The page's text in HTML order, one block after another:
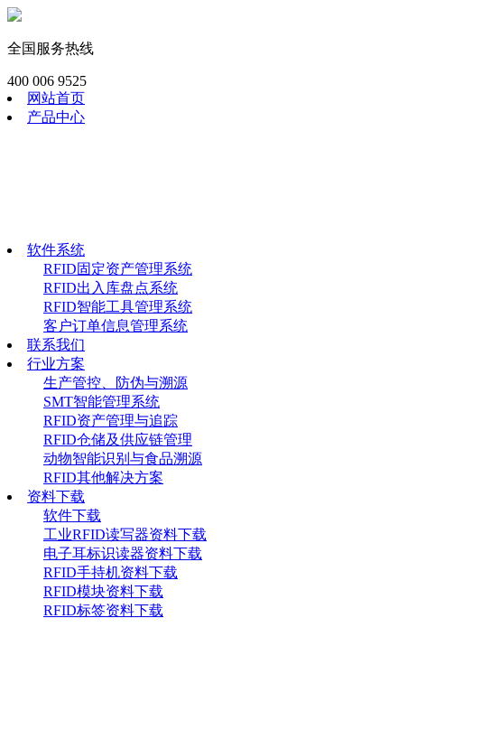
全国服务热线
400 006 9525
网站首页
产品中心
软件系统
RFID固定资产管理系统
RFID出入库盘点系统
RFID智能工具管理系统
客户订单信息管理系统
联系我们
行业方案
生产管控、防伪与溯源
SMT智能管理系统
RFID资产管理与追踪
RFID仓储及供应链管理
动物智能识别与食品溯源
RFID其他解决方案
资料下载
软件下载
工业RFID读写器资料下载
电子耳标识读器资料下载
RFID手持机资料下载
RFID模块资料下载
RFID标签资料下载